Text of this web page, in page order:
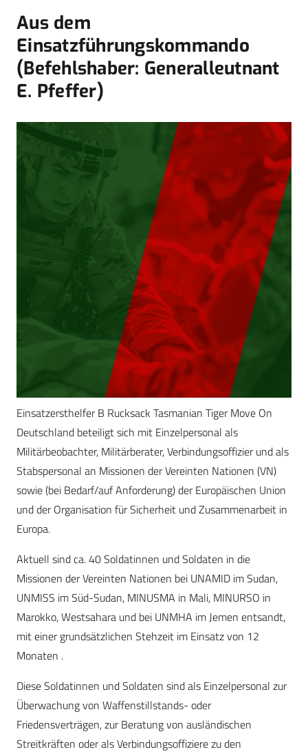
Aus dem
Einsatzführungskommando
(Befehlshaber: Generalleutnant
E. Pfeffer)
Einsatzersthelfer B Rucksack Tasmanian Tiger Move On
Deutschland beteiligt sich mit Einzelpersonal als
Militärbeobachter, Militärberater, Verbindungsoffizier und als
Stabspersonal an Missionen der Vereinten Nationen (VN)
sowie (bei Bedarf/auf Anforderung) der Europäischen Union
und der Organisation für Sicherheit und Zusammenarbeit in
Europa.
Aktuell sind ca. 40 Soldatinnen und Soldaten in die
Missionen der Vereinten Nationen bei UNAMID im Sudan,
UNMISS im Süd-­Sudan, MINUSMA in Mali, MINURSO in
Marokko, Westsahara und bei UNMHA im Jemen entsandt,
mit einer grundsätzlichen Stehzeit im Einsatz von 12
Monaten .
Diese Soldatinnen und Soldaten sind als Einzelpersonal zur
Überwachung von Waffenstillstands- oder
Friedensverträgen, zur Beratung von ausländischen
Streitkräften oder als Verbindungsoffiziere zu den